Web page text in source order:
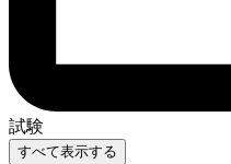
試験
すべて表示する